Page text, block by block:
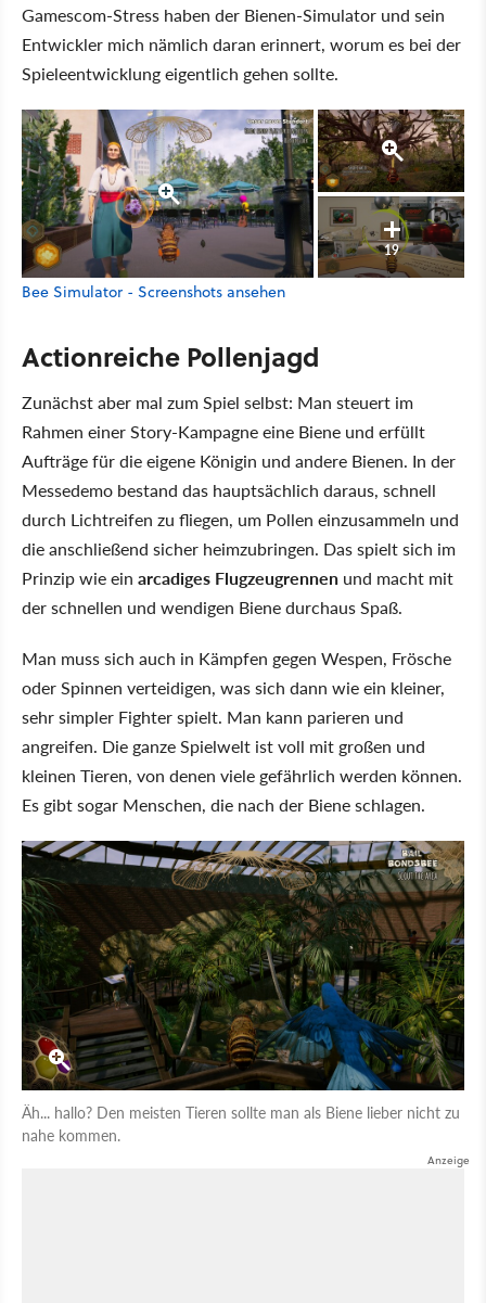
Gamescom-Stress haben der Bienen-Simulator und sein
Entwickler mich nämlich daran erinnert, worum es bei der
Spieleentwicklung eigentlich gehen sollte.
19
Bee Simulator - Screenshots ansehen
Actionreiche Pollenjagd
Zunächst aber mal zum Spiel selbst: Man steuert im
Rahmen einer Story-Kampagne eine Biene und erfüllt
Aufträge für die eigene Königin und andere Bienen. In der
Messedemo bestand das hauptsächlich daraus, schnell
durch Lichtreifen zu fliegen, um Pollen einzusammeln und
die anschließend sicher heimzubringen. Das spielt sich im
Prinzip wie ein arcadiges Flugzeugrennen und macht mit
der schnellen und wendigen Biene durchaus Spaß.
Man muss sich auch in Kämpfen gegen Wespen, Frösche
oder Spinnen verteidigen, was sich dann wie ein kleiner,
sehr simpler Fighter spielt. Man kann parieren und
angreifen. Die ganze Spielwelt ist voll mit großen und
kleinen Tieren, von denen viele gefährlich werden können.
Es gibt sogar Menschen, die nach der Biene schlagen.
Äh... hallo? Den meisten Tieren sollte man als Biene lieber nicht zu
nahe kommen.